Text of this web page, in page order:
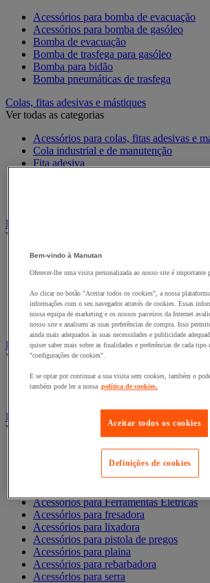
Acessórios para bomba de evacuação
Acessórios para bomba de gasóleo
Bomba de evacuação
Bomba de trasfega para gasóleo
Bomba para bidão
Bomba pneumáticas de trasfega
Colas, fitas adesivas e mástiques
Ver todas as categorias
Acessórios para colas, fitas adesivas e
Cola industrial e de manutenção
Fita adesiva
Eletricidade
Ver todas as categorias
Acessórios para Quadro Elétrico
Bateria, carregador e cabo
Equipamento de Quadro Elétrico
Extensão, tira e enrolador
Tomada e interruptor
Ferramentas Elétricas
Ver todas as categorias
Ferramentas elétricas portáteis com fios
Ferramentas elétricas portáteis sem fios
Ferramentas elétricas portáteis - Acessórios
Ver todas as categorias
Acesórios para berbequim
Acessórios para berbequim
Acessórios para cortador-lixador
Acessórios para Ferramentas Elétricas
Acessórios para fresadora
Acessórios para lixadora
Acessórios para pistola de pregos
Acessórios para plaina
Acessórios para rebarbadora
Acessórios para serra
Bem-vindo à Manutan
Oferecer-lhe uma visita personalizada ao nosso site é importante
Ao clicar no botão "Aceitar todos os cookies", a nossa
informações com o seu navegador através de cookies. Essas
nossa equipa de marketing e os nossos parceiros da Internet
nosso site e analisem as suas preferências de compra. Isso
ainda mais adequados às suas necessidades e publicidade
quiser saber mais sobre as finalidades e preferências de cada
"configurações de cookies".
E se optar por continuar a sua visita sem cookies, também o
também pode ler a nossa política de cookies.
Aceitar todos os cookies
Definições de cookies